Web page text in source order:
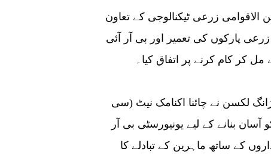
الاقوامی زرعی ٹیکنالوجی کے تعاون
پارکوں کی تعمیر اور بی آر آئی
کر کام کرنے پر اتفاق کیا۔
لکسن نے چائنا اکنامک نیٹ (سی
آسان بنانے کے لیے یونیورسٹی بی آر
کے ساتھ ماہرین کے تبادلے کا